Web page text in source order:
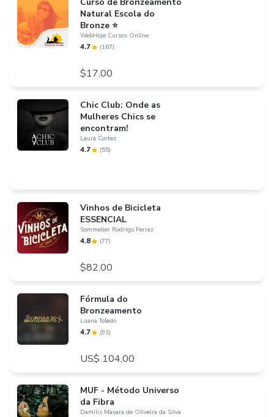
Natural Escola do
Bronze ⭐
WebHoje Cursos Online
4.7 (167)
$17.00
Chic Club: Onde as
Mulheres Chics se
encontram!
Laura Cortez
4.7 (55)
Vinhos de Bicicleta
ESSENCIAL
Sommelier Rodrigo Ferraz
4.8 (77)
$82.00
Fórmula do
Bronzeamento
Luana Toledo
4.7 (93)
US$ 104,00
MUF - Método Universo
da Fibra
Damilis Mayara de Oliveira da Silva